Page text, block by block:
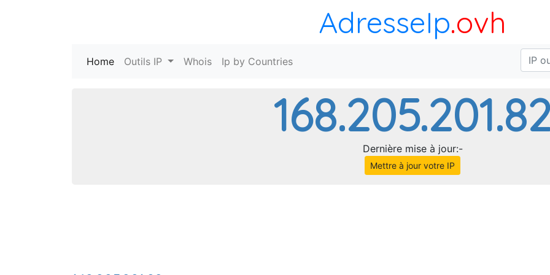
AdresseIp.ovh
Home (current)
Outils IP Whois Ip by Countries
Dernière mise à jour:-
Mettre à jour votre IP